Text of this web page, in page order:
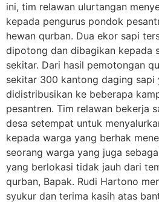
ini, tim relawan ulurtangan
kepada pengurus pondok
hewan qurban. Dua ekor sapi
dipotong dan dibagikan kepada
sekitar. Dari hasil pemotongan
sekitar 300 kantong daging sapi
didistribusikan ke beberapa
pesantren. Tim relawan bekerja
desa setempat untuk
kepada warga yang berhak
seorang warga yang juga
yang berlokasi tidak jauh dari
qurban, Bapak. Rudi Hartono
syukur dan terima kasih atas